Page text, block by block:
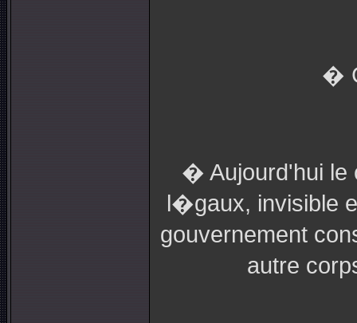
�
� Aujourd'hui le
l�gaux, invisible
gouvernement
autre